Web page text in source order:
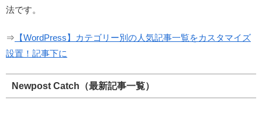
法です。
⇒ 【WordPress】カテゴリー別の人気記事一覧をカスタマイズ
設置！記事下に
Newpost Catch（最新記事一覧）